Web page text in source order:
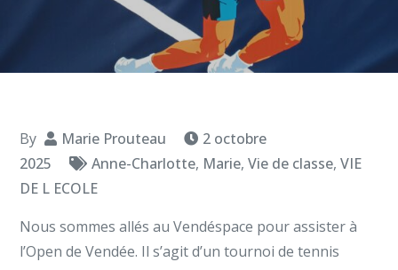
By Marie Prouteau
2 octobre
2025
Anne-Charlotte, Marie,Vie de classe,VIE
DE L ECOLE
Nous sommes allés au Vendéspace pour assister à
l’Open de Vendée. Il s’agit d’un tournoi de tennis